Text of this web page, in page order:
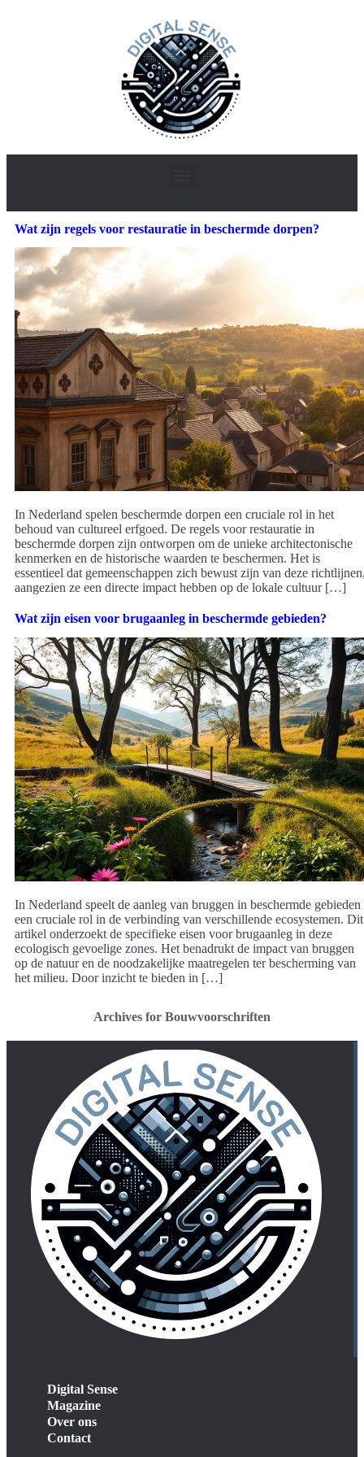
Wat zijn regels voor restauratie in beschermde dorpen?
In Nederland spelen beschermde dorpen een cruciale rol in het
behoud van cultureel erfgoed. De regels voor restauratie in
beschermde dorpen zijn ontworpen om de unieke architectonische
kenmerken en de historische waarden te beschermen. Het is
essentieel dat gemeenschappen zich bewust zijn van deze
aangezien ze een directe impact hebben op de lokale cultuur […]
Wat zijn eisen voor brugaanleg in beschermde gebieden?
In Nederland speelt de aanleg van bruggen in beschermde gebieden
een cruciale rol in de verbinding van verschillende ecosystemen. Dit
artikel onderzoekt de specifieke eisen voor brugaanleg in deze
ecologisch gevoelige zones. Het benadrukt de impact van bruggen
op de natuur en de noodzakelijke maatregelen ter bescherming van
het milieu. Door inzicht te bieden in […]
Archives for Bouwvoorschriften
Digital Sense
Magazine
Over ons
Contact